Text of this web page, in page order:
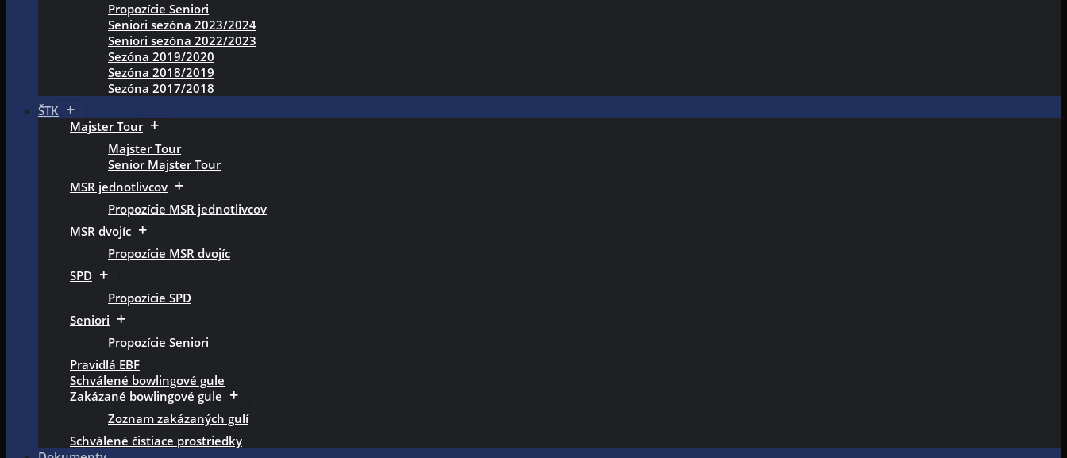
Propozície Seniori
Seniori sezóna 2023/2024
Seniori sezóna 2022/2023
Sezóna 2019/2020
Sezóna 2018/2019
Sezóna 2017/2018
ŠTK
Majster Tour
Majster Tour
Senior Majster Tour
MSR jednotlivcov
Propozície MSR jednotlivcov
MSR dvojíc
Propozície MSR dvojíc
SPD
Propozície SPD
Seniori
Propozície Seniori
Pravidlá EBF
Schválené bowlingové gule
Zakázané bowlingové gule
Zoznam zakázaných gulí
Schválené čistiace prostriedky